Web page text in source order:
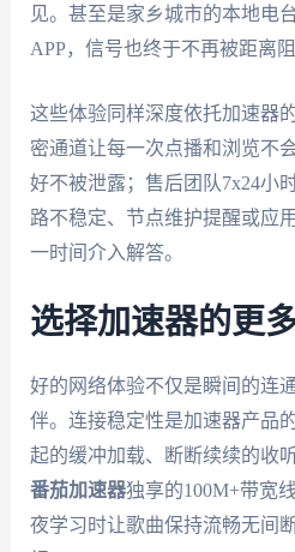
见。甚至是家乡城市的本地电
APP，信号也终于不再被距离阻
这些体验同样深度依托加速器
密通道让每一次点播和浏览不
好不被泄露；售后团队7x24小
路不稳定、节点维护提醒或应
一时间介入解答。
选择加速器的更
好的网络体验不仅是瞬间的连
伴。连接稳定性是加速器产品
起的缓冲加载、断断续续的收
番茄加速器独享的100M+带宽
夜学习时让歌曲保持流畅无间